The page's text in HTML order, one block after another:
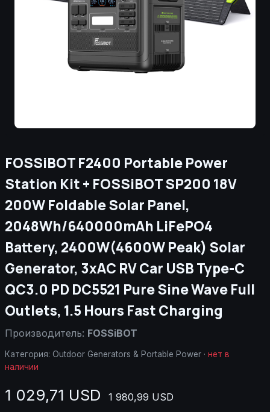
FOSSiBOT F2400 Portable Power
Station Kit + FOSSiBOT SP200 18V
200W Foldable Solar Panel,
2048Wh/640000mAh LiFePO4
Battery, 2400W(4600W Peak) Solar
Generator, 3xAC RV Car USB Type-C
QC3.0 PD DC5521 Pure Sine Wave Full
Outlets, 1.5 Hours Fast Charging
Производитель: FOSSiBOT
Категория: Outdoor Generators & Portable Power · нет в
наличии
1 029,71 USD 1 980,99 USD